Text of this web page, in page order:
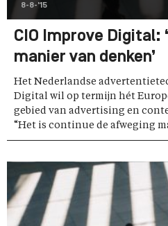
8-8-'15
CIO Improve Digital:
manier van denken’
Het Nederlandse
Digital wil op termijn hét
gebied van advertising en
“Het is continue de afweging